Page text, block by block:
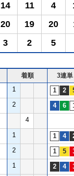
14 11 4
20 19 20
3 2 5
着順
3連単
1
2
4
1
2
1